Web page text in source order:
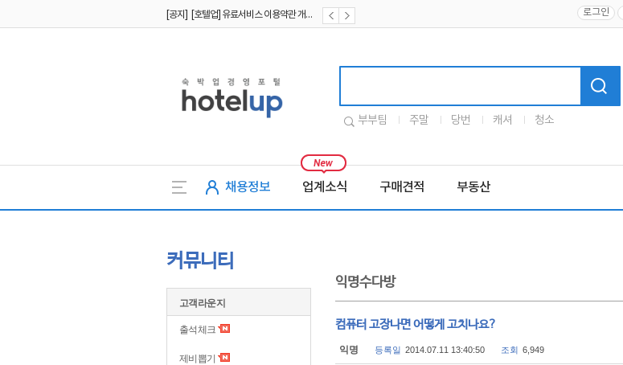
[공지] [호텔업] 유료서비스 이용약관 개정본2 (19.09.02) 로그인
부부팀 주말 당번 캐셔 청소
채용정보 업계소식 구매견적 부동산
커뮤니티
고객라운지
출석체크
제비뽑기
익명수다방
컴퓨터 고장나면 어떻게 고치나요?
익명 등록일 2014.07.11 13:40:50 조회 6,949